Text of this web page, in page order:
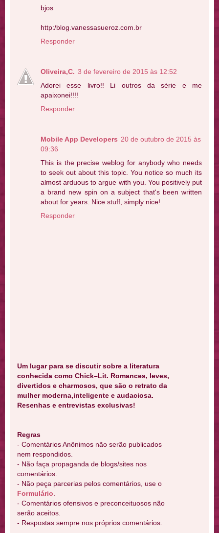
bjos
http:/blog.vanessasueroz.com.br
Responder
Oliveira,C. 3 de fevereiro de 2015 às 12:52
Adorei esse livro!! Li outros da série e me
apaixonei!!!!
Responder
Mobile App Developers 20 de outubro de 2015 às
09:36
This is the precise weblog for anybody who needs
to seek out about this topic. You notice so much its
almost arduous to argue with you. You positively put
a brand new spin on a subject that's been written
about for years. Nice stuff, simply nice!
Responder
Um lugar para se discutir sobre a literatura
conhecida como Chick–Lit. Romances, leves,
divertidos e charmosos, que são o retrato da
mulher moderna,inteligente e audaciosa.
Resenhas e entrevistas exclusivas!
Regras
- Comentários Anônimos não serão publicados
nem respondidos.
- Não faça propaganda de blogs/sites nos
comentários.
- Não peça parcerias pelos comentários, use o
Formulário.
- Comentários ofensivos e preconceituosos não
serão aceitos.
- Respostas sempre nos próprios comentários.